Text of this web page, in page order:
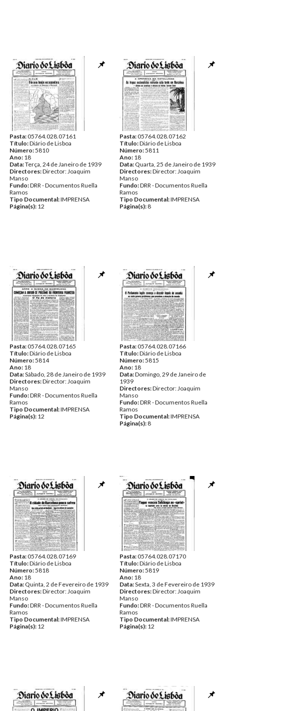
Pasta:05764.028.07161
Título:Diário de Lisboa
Número:5810
Ano: 18
Data:Terça, 24 de Janeiro de 1939
Directores:Director: Joaquim
Manso
Fundo:DRR - Documentos Ruella
Ramos
Tipo Documental:IMPRENSA
Página(s): 12
Pasta:05764.028.07162
Título:Diário de Lisboa
Número:5811
Ano: 18
Data: Quarta, 25 de Janeiro de 1939
Directores:Director: Joaquim
Manso
Fundo:DRR - Documentos Ruella
Ramos
Tipo Documental:IMPRENSA
Página(s): 8
Pasta:05764.028.07165
Título:Diário de Lisboa
Número:5814
Ano: 18
Data:Sábado, 28 de Janeiro de 1939
Directores:Director: Joaquim
Manso
Fundo:DRR - Documentos Ruella
Ramos
Tipo Documental:IMPRENSA
Página(s): 12
Pasta:05764.028.07166
Título:Diário de Lisboa
Número:5815
Ano: 18
Data:Domingo, 29 de Janeiro de
1939
Directores:Director: Joaquim
Manso
Fundo:DRR - Documentos Ruella
Ramos
Tipo Documental:IMPRENSA
Página(s): 8
Pasta:05764.028.07169
Título:Diário de Lisboa
Número:5818
Ano: 18
Data: Quinta, 2 de Fevereiro de 1939
Directores:Director: Joaquim
Manso
Fundo:DRR - Documentos Ruella
Ramos
Tipo Documental:IMPRENSA
Página(s): 12
Pasta:05764.028.07170
Título:Diário de Lisboa
Número:5819
Ano: 18
Data:Sexta, 3 de Fevereiro de 1939
Directores:Director: Joaquim
Manso
Fundo:DRR - Documentos Ruella
Ramos
Tipo Documental:IMPRENSA
Página(s): 12